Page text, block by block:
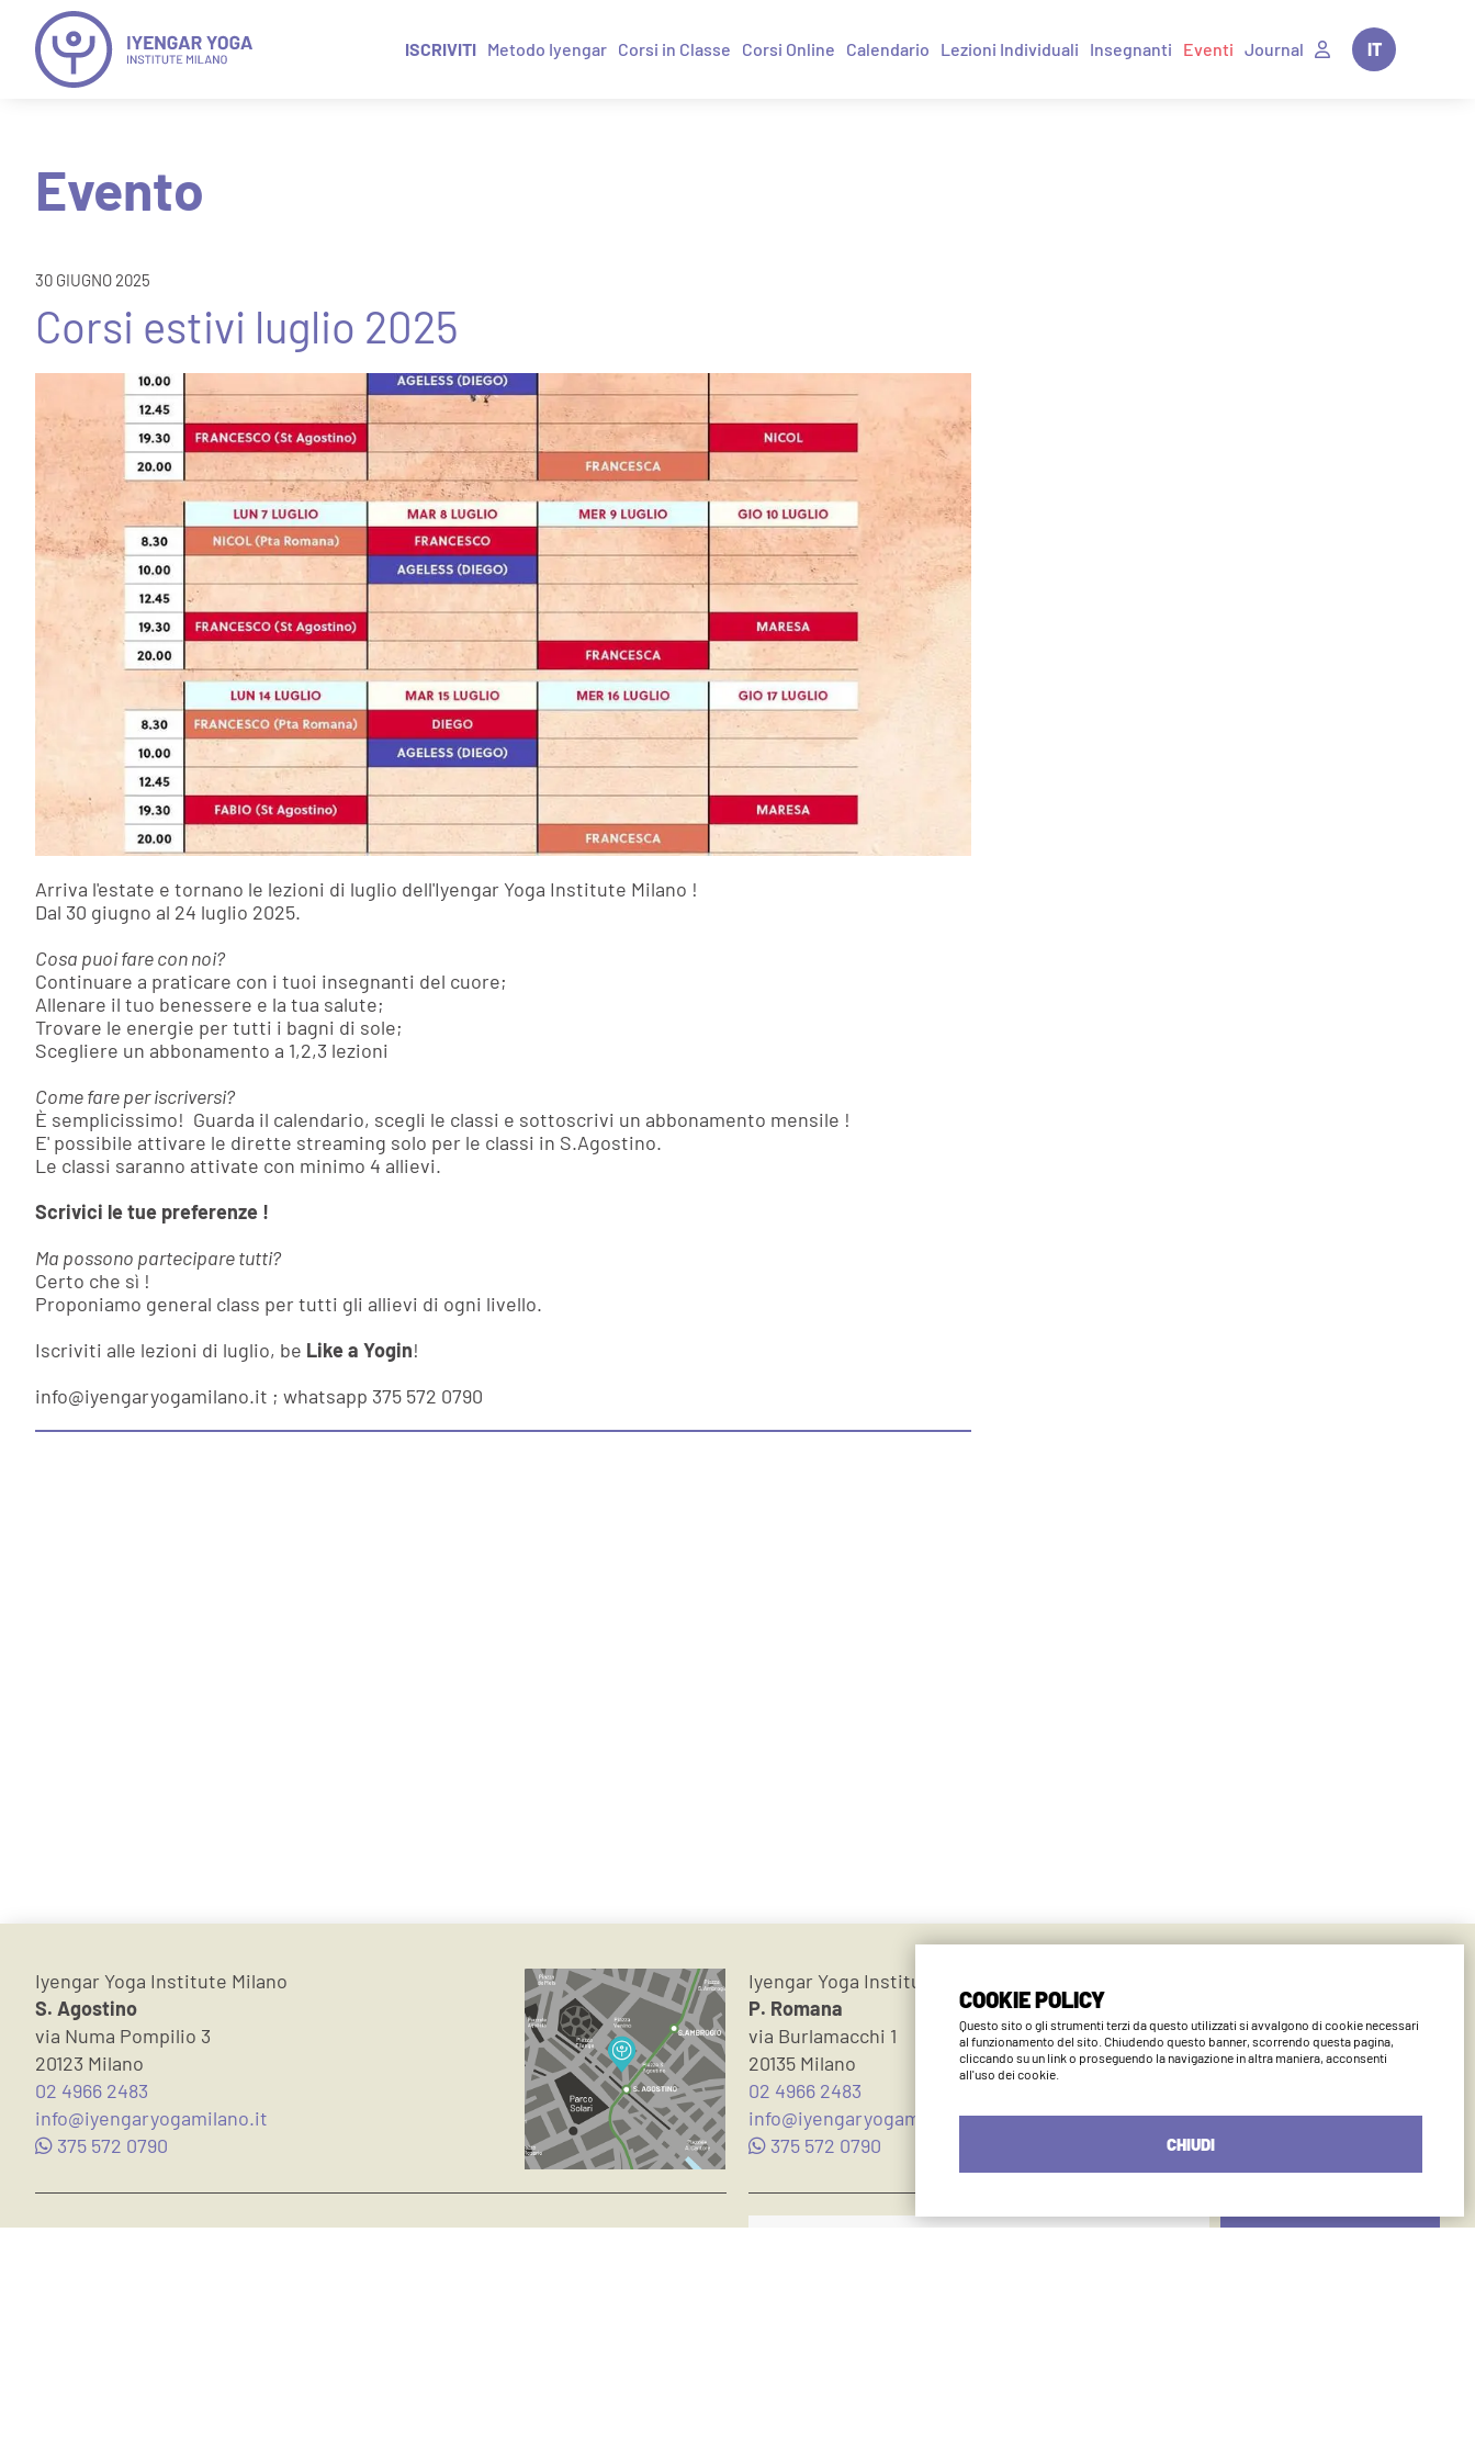
COOKIE POLICY
Questo sito o gli strumenti terzi da questo utilizzati si avvalgono di cookie necessari
al funzionamento del sito. Chiudendo questo banner, scorrendo questa pagina,
cliccando su un link o proseguendo la navigazione in altra maniera, acconsenti
all'uso dei cookie.
CHIUDI
IT
Journal
Eventi
Insegnanti
Lezioni Individuali
Calendario
Corsi Online
Corsi in Classe
Metodo Iyengar
ISCRIVITI
Evento
30 GIUGNO 2025
Corsi estivi luglio 2025
Arriva l'estate e tornano le lezioni di luglio dell'Iyengar Yoga Institute Milano !
Dal 30 giugno al 24 luglio 2025.
Cosa puoi fare con noi?
Continuare a praticare con i tuoi insegnanti del cuore;
Allenare il tuo benessere e la tua salute;
Trovare le energie per tutti i bagni di sole;
Scegliere un abbonamento a 1,2,3 lezioni
Come fare per iscriversi?
È semplicissimo! Guarda il calendario, scegli le classi e sottoscrivi un abbonamento mensile !
E' possibile attivare le dirette streaming solo per le classi in S.Agostino.
Le classi saranno attivate con minimo 4 allievi.
Scrivici le tue preferenze !
Ma possono partecipare tutti?
Certo che sì !
Proponiamo general class per tutti gli allievi di ogni livello.
Iscriviti alle lezioni di luglio, be Like a Yogin!
info@iyengaryogamilano.it ; whatsapp 375 572 0790
Iyengar Yoga Institute Milano
S. Agostino
via Numa Pompilio 3
20123 Milano
02 4966 2483
info@iyengaryogamilano.it
375 572 0790
Iyengar Yoga Institute Milano
P. Romana
via Burlamacchi 1
20135 Milano
02 4966 2483
info@iyengaryogamilano.it
375 572 0790
Iscriviti alla nostra newsletter: